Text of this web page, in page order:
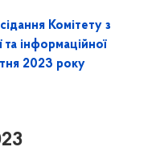
Комітету з
та інформаційної
2023 року